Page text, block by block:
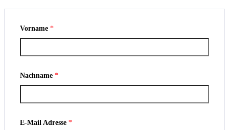
Vorname *
Nachname *
E-Mail Adresse *